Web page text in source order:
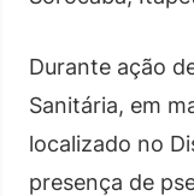
Durante ação
Sanitária, em
localizado no
presença de